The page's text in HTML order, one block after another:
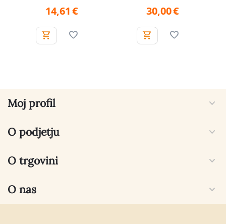
14,61€ 30,00€
Moj profil
O podjetju
O trgovini
O nas